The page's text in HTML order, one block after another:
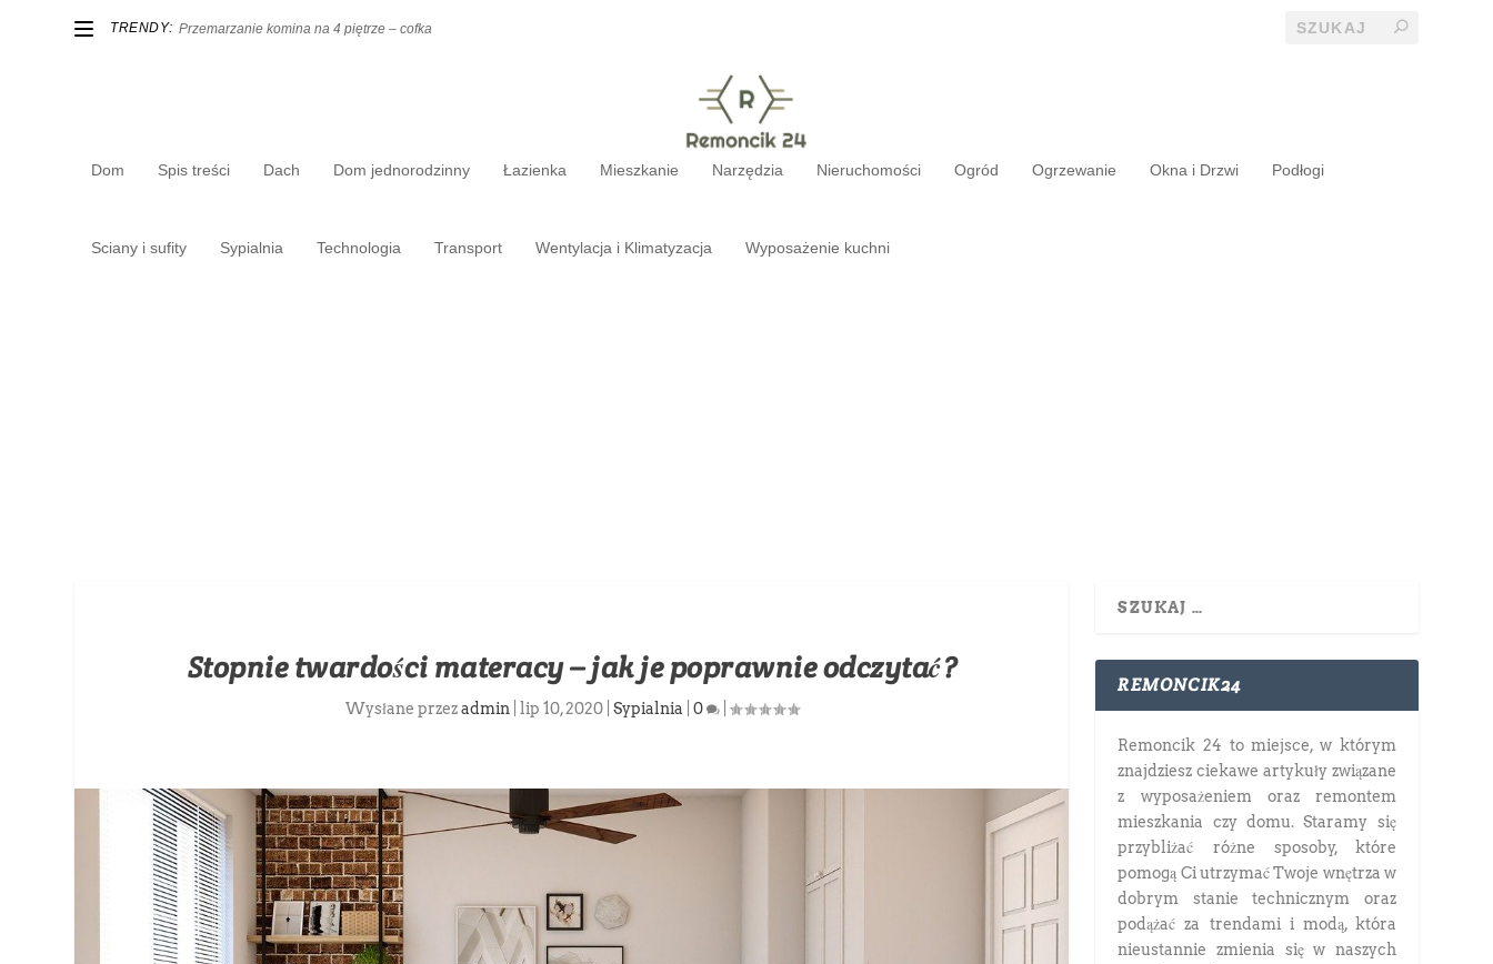
TRENDY: Przemarzanie komina na 4 piętrze – cofka
Dom Spis treści Dach Dom jednorodzinny Łazienka Mieszkanie Narzędzia Nieruchomości Ogród Ogrzewanie Okna i Drzwi Podłogi
Sciany i sufity Sypialnia Technologia Transport Wentylacja i Klimatyzacja Wyposażenie kuchni
Stopnie twardości materacy – jak je poprawnie odczytać?
Wysłane przezadmin lip 10, 2020| Sypialnia 0 |
REMONCIK24
Remoncik 24 to miejsce, w którym
znajdziesz ciekawe artykuły związane
z wyposażeniem oraz remontem
mieszkania czy domu. Staramy się
przybliżać różne sposoby, które
pomogą Ci utrzymać Twoje wnętrza w
dobrym stanie technicznym oraz
podążać za trendami i modą, która
nieustannie zmienia się w naszych